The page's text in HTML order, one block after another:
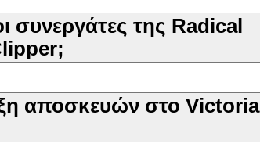
συνεργάτες της Radical
αποσκευών στο Victoria